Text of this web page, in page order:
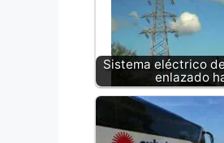
Sistema eléctrico
enlazado